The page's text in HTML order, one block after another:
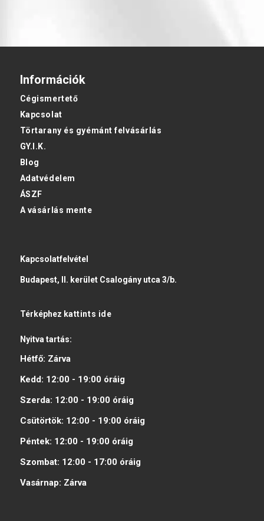
Információk
Cégismertető
Kapcsolat
Törtarany és gyémánt felvásárlás
GY.I.K.
Blog
Adatvédelem
ÁSZF
A vásárlás mente
Kapcsolatfelvétel
Budapest, II. kerület Csalogány utca 3/b.
Térképhez kattints ide
Nyitva tartás:
Hétfő: Zárva
Kedd: 12:00 - 19:00 óráig
Szerda: 12:00 - 19:00 óráig
Csütörtök: 12:00 - 19:00 óráig
Péntek: 12:00 - 19:00 óráig
Szombat: 12:00 - 17:00 óráig
Vasárnap: Zárva